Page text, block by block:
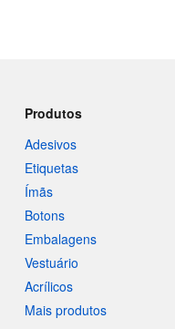
Produtos
Adesivos
Etiquetas
Ímãs
Botons
Embalagens
Vestuário
Acrílicos
Mais produtos